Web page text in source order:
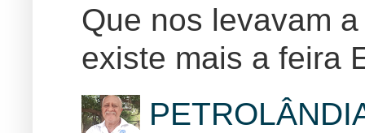
Que nos levavam
existe mais a feira